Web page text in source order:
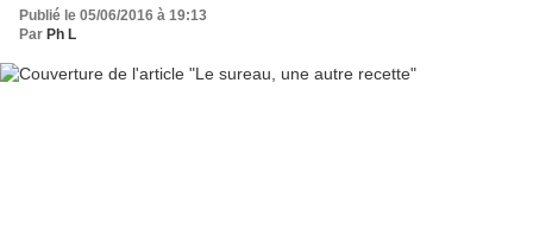
Publié le 05/06/2016 à 19:13
Par Ph L